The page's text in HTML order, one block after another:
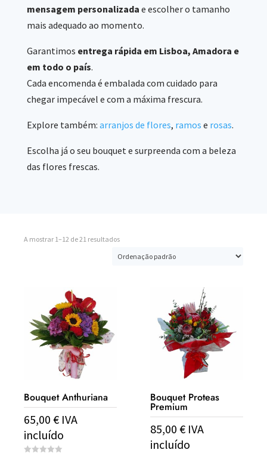
mensagem personalizada e escolher o tamanho
mais adequado ao momento.
Garantimos entrega rápida em Lisboa, Amadora e
em todo o país.
Cada encomenda é embalada com cuidado para
chegar impecável e com a máxima frescura.
Explore também: arranjos de flores, ramos e rosas.
Escolha já o seu bouquet e surpreenda com a beleza
das flores frescas.
A mostrar 1–12 de 21 resultados
Bouquet Anthuriana
65,00 € IVA
incluído
Bouquet Proteas
Premium
85,00€ IVA
incluído